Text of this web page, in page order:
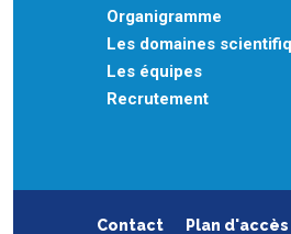
Organigramme
Les domaines
Les équipes
Recrutement
Contact Plan d'accès